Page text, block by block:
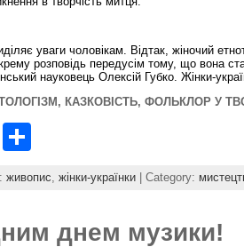
уваги чоловікам. Відтак, жіночий
розповідь передусім тому, що вона
науковець Олексій Губко. Жінки-
КАЗКОВІСТЬ, ФОЛЬКЛОР У
E
ar
e
живопис, жінки-українки | Category:
днем музики!